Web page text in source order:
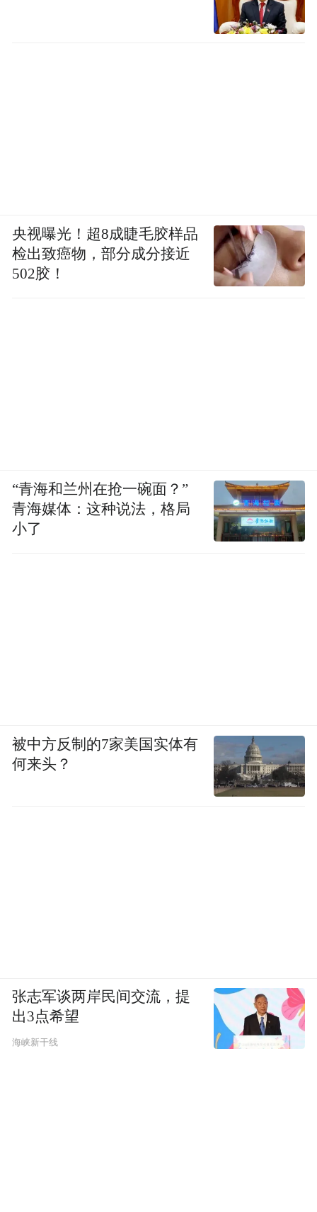
央视曝光！超8成睫毛胶样品
检出致癌物，部分成分接近
502胶！
“青海和兰州在抢一碗面？”
青海媒体：这种说法，格局
小了
被中方反制的7家美国实体有
何来头？
张志军谈两岸民间交流，提
出3点希望
海峡新干线